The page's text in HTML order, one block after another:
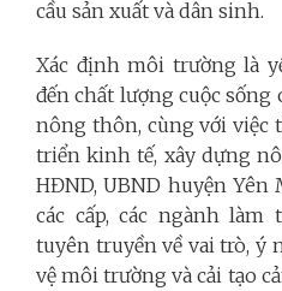
cầu sản xuất và dân sinh.
Xác định môi trường là
đến chất lượng cuộc sống
nông thôn, cùng với việc
triển kinh tế, xây dựng
HĐND, UBND huyện Yên
các cấp, các ngành
tuyên truyền về vai trò, ý
vệ môi trường và cải tạo